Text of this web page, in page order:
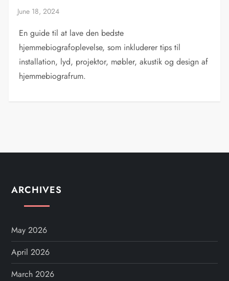
En guide til at lave den bedste
hjemmebiografoplevelse, som inkluderer tips til
installation, lyd, projektor, møbler, akustik og design af
hjemmebiografrum.
ARCHIVES
May 2026
April 2026
March 2026